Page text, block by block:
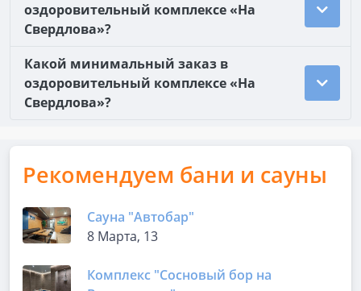
оздоровительный комплексе «На
Свердлова»?
Какой минимальный заказ в
оздоровительный комплексе «На
Свердлова»?
Рекомендуем бани и сауны
Сауна "Автобар"
8 Марта, 13
Комплекс "Сосновый бор на